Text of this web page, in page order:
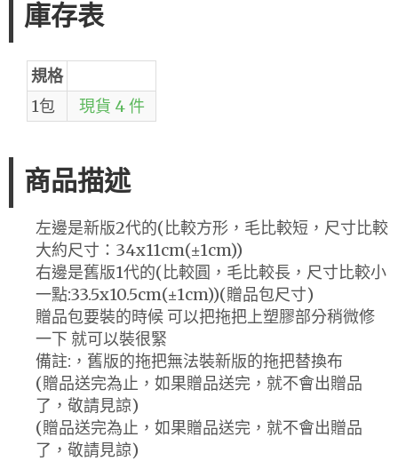
庫存表
規格
1包
現貨 4 件
商品描述
左邊是新版2代的(比較方形，毛比較短，尺寸比較
大約尺寸：34x11cm(±1cm))
右邊是舊版1代的(比較圓，毛比較長，尺寸比較小
一點:33.5x10.5cm(±1cm))(贈品包尺寸)
贈品包要裝的時候 可以把拖把上塑膠部分稍微修
一下 就可以裝很緊
備註:，舊版的拖把無法裝新版的拖把替換布
(贈品送完為止，如果贈品送完，就不會出贈品
了，敬請見諒)
(贈品送完為止，如果贈品送完，就不會出贈品
了，敬請見諒)